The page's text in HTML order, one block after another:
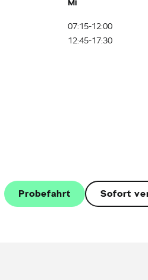
Mi
07:15-12:00
12:45-17:30
Probefahrt Sofort